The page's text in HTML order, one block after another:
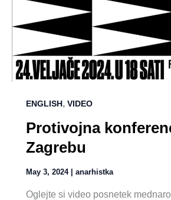
ENGLISH, VIDEO
Protivojna
Zagrebu
May 3, 2024 anarhistka
Oglejte si video posnetek